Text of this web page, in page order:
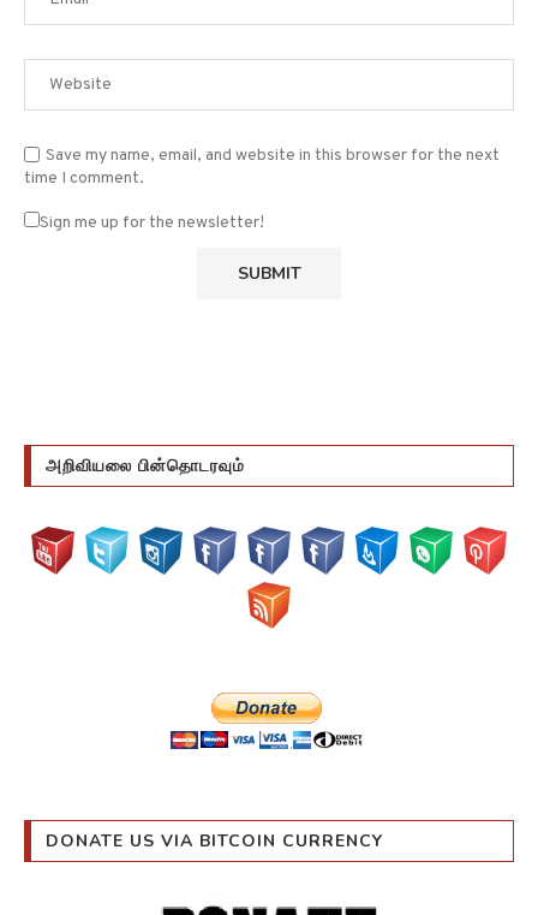
Save my name, email, and website in this browser for the next
time I comment.
Sign me up for the newsletter!
அறிவியலை பின்தொடரவும்
DONATE US VIA BITCOIN CURRENCY